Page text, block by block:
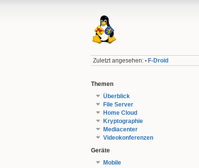
Zuletzt angesehen: • F-Droid
Themen
Überblick
File Server
Home Cloud
Kryptographie
Mediacenter
Videokonferenzen
Geräte
Mobile